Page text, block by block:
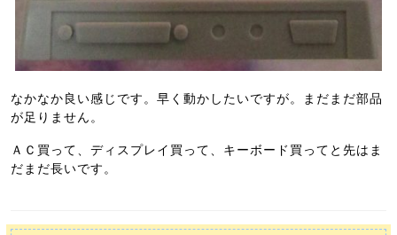
なかなか良い感じです。早く動かしたいですが。まだまだ部品
が足りません。
ＡＣ買って、ディスプレイ買って、キーボード買ってと先はま
だまだ長いです。